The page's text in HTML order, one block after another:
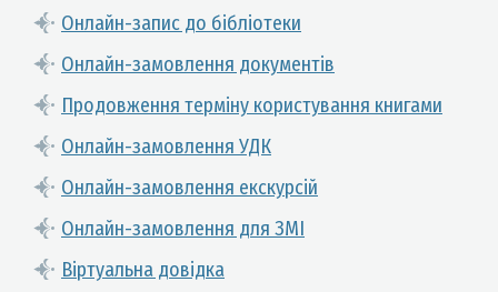
Онлайн-запис до бібліотеки
Онлайн-замовлення документів
Продовження терміну користування книгами
Онлайн-замовлення УДК
Онлайн-замовлення екскурсій
Онлайн-замовлення для ЗМІ
Віртуальна довідка